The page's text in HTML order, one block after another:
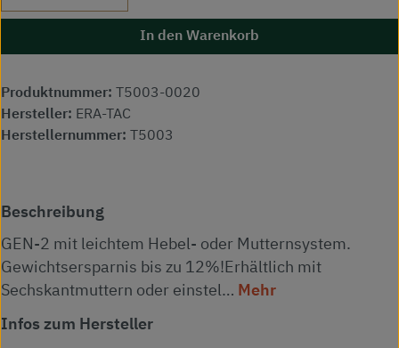
In den Warenkorb
Produktnummer:
T5003-0020
Hersteller: ERA-TAC
Herstellernummer:
T5003
Beschreibung
GEN-2 mit leichtem Hebel- oder Mutternsystem.
Gewichtsersparnis bis zu 12%!Erhältlich mit
Sechskantmuttern oder einstel… Mehr
Infos zum Hersteller